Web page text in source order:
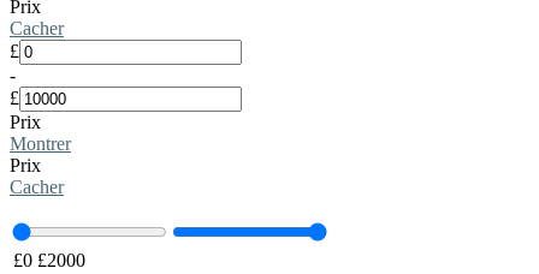
Prix
Cacher
£
-
£
Prix
Montrer
Prix
Cacher
£0 £2000